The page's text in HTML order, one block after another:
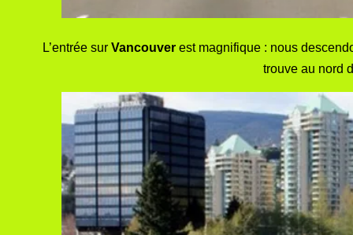
L’entrée surVancouverest magnifique : nous
trouve au nord